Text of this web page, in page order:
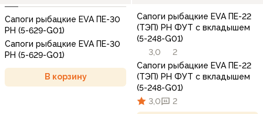
Сапоги рыбацкие EVA ПЕ-30
РН (5-629-G01)
Сапоги рыбацкие EVA ПЕ-30
РН (5-629-G01)
В корзину
Сапоги рыбацкие EVA ПЕ-22
(ТЭП) РН ФУТ с вкладышем
(5-248-G01)
3,0
2
Сапоги рыбацкие EVA ПЕ-22
(ТЭП) РН ФУТ с вкладышем
(5-248-G01)
3,0
2